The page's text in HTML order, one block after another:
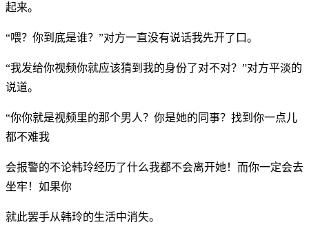
起来。
“喂？你到底是谁？”对方一直没有说话我先开了口。
“我发给你视频你就应该猜到我的身份了对不对？”对方平淡的
说道。
“你你就是视频里的那个男人？你是她的同事？找到你一点儿
都不难我
会报警的不论韩玲经历了什么我都不会离开她！而你一定会去
坐牢！如果你
就此罢手从韩玲的生活中消失。